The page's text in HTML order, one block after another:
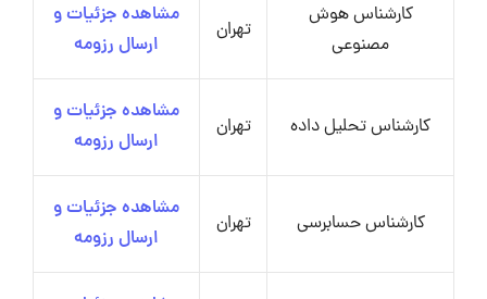
کارشناس هوش
مصنوعی
تهران
مشاهده جزئیات و
ارسال رزومه
کارشناس تحلیل داده تهران
مشاهده جزئیات و
ارسال رزومه
کارشناس حسابرسی تهران
مشاهده جزئیات و
ارسال رزومه